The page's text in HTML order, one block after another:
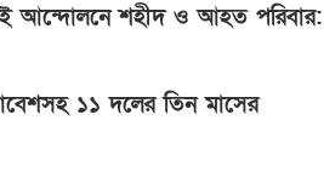
আন্দোলনে শহীদ ও আহত পরিবার:
১১ দলের তিন মাসের